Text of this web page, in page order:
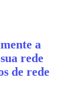
a
rede
de rede